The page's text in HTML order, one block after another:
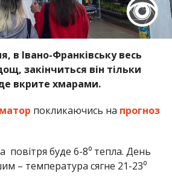
в Івано-Франківську весь
закінчиться він тільки
вкрите хмарами.
покликаючись на прогноз
повітря буде 6-8⁰ тепла. День
– температура сягне 21-23⁰